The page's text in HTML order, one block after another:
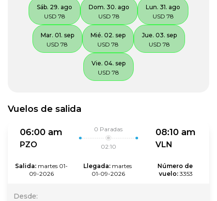
Sáb. 29. ago
USD 78
Dom. 30. ago
USD 78
Lun. 31. ago
USD 78
Mar. 01. sep
USD 78
Mié. 02. sep
USD 78
Jue. 03. sep
USD 78
Vie. 04. sep
USD 78
Vuelos de salida
06:00 am
PZO
0 Paradas
02:10
08:10 am
VLN
Salida: martes 01-
09-2026
Llegada: martes
01-09-2026
Número de
vuelo: 3353
Desde: